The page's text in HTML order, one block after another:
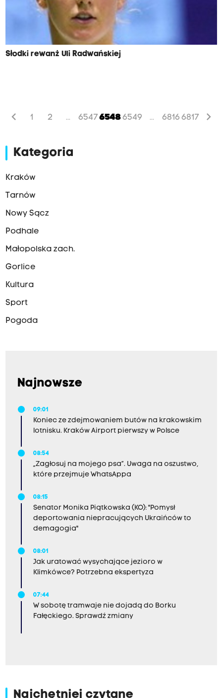
Słodki rewanż Uli Radwańskiej
chevron_left 1 2 ... 6547 6548 6549 ... 6816 6817 chevron_right
Kategoria
Kraków
Tarnów
Nowy Sącz
Podhale
Małopolska zach.
Gorlice
Kultura
Sport
Pogoda
Najnowsze
09:01
Koniec ze zdejmowaniem butów na krakowskim
lotnisku. Kraków Airport pierwszy w Polsce
08:54
„Zagłosuj na mojego psa”. Uwaga na oszustwo,
które przejmuje WhatsAppa
08:15
Senator Monika Piątkowska (KO): "Pomysł
deportowania niepracujących Ukraińców to
demagogia"
08:01
Jak uratować wysychające jezioro w
Klimkówce? Potrzebna ekspertyza
07:44
W sobotę tramwaje nie dojadą do Borku
Fałęckiego. Sprawdź zmiany
Najchętniej czytane